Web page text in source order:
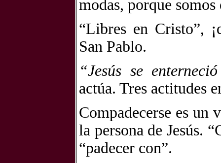
modas, porque
“Libres en Cristo”,
San Pablo.
“Jesús se
actúa. Tres actitudes
Compadecerse es un
la persona de Jesús.
“padecer con”.